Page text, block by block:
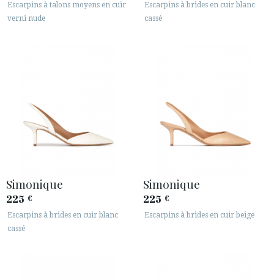
Escarpins à talons moyens en cuir
verni nude
Escarpins à brides en cuir blanc
cassé
Simonique
225 €
Escarpins à brides en cuir blanc
cassé
Simonique
225 €
Escarpins à brides en cuir beige